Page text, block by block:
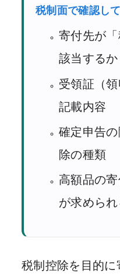
税制面で確認し
寄付先が
該当するか
受領証（
記載内容
確定申告
除の種類
高額品の
が求めら
税制控除を目的